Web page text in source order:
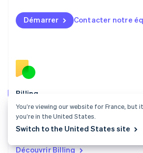
Démarrer Contacter notre
Billing
Percevez davantage de revenus,
de gestion des revenus, et acceptez
dans le monde entier.
Découvrir Billing
English简体中文
Malte
English
Nouvelle-Zélande
English
Nederlands English
Pologne
English
PortuguêsEnglish
You’re viewing our website for France, but
you’re in the United States.
Switch to the United States site